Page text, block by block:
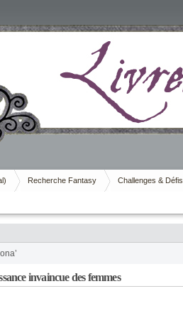
Recherche Fantasy Challenges & Défis
invaincue des femmes